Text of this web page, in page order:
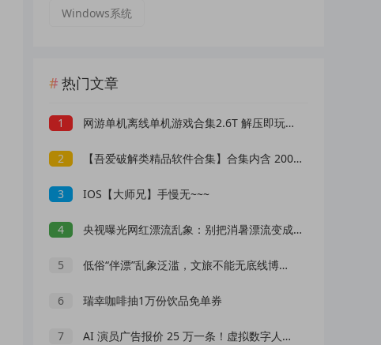
Windows系统
热门文章
1 网游单机离线单机游戏合集2.6T 解压即玩 网盘下载 一键端免安装免配置
2 【吾爱破解类精品软件合集】合集内含 2000 +实用工具 【1.5GB】
3 IOS【大师兄】手慢无~~~
4 央视曝光网红漂流乱象：别把消暑漂流变成一场冒险赌命
5 低俗“伴漂”乱象泛滥，文旅不能无底线博流量
6 瑞幸咖啡抽1万份饮品免单券
7 AI 演员广告报价 25 万一条！虚拟数字人正在抢占真人演员市场？